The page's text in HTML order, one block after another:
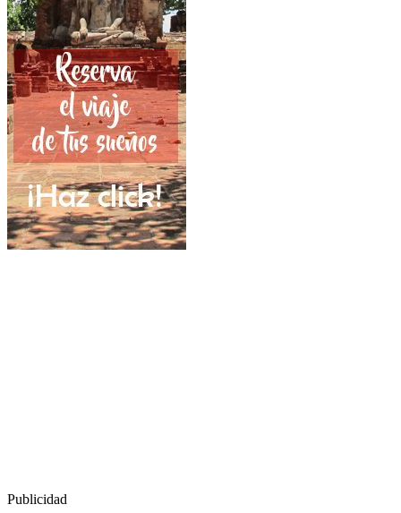
Publicidad